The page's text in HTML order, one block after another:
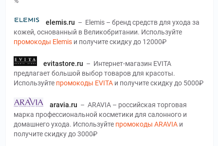
elemis.ru – Elemis – бренд средств для ухода за
кожей, основанный в Великобритании. Используйте
промокоды Elemis и получите скидку до 12000₽
evitastore.ru – Интернет-магазин EVITA
предлагает большой выбор товаров для красоты.
Используйте промокоды EVITA и получите скидку до 5000₽
aravia.ru – ARAVIA – российская торговая
марка профессиональной косметики для салонного и
домашнего ухода. Используйте промокоды ARAVIA и
получите скидку до 3000₽